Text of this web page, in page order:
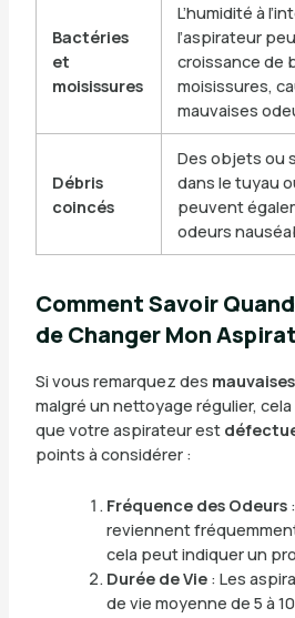
Bactéries
et
moisissures
L’humidité à
l’aspirateur
croissance de
moisissures,
mauvaises
Débris
coincés
Des objets ou
dans le tuyau
peuvent
odeurs
Comment Savoir
de Changer Mon
Si vous remarquez des
malgré un nettoyage régulier,
que votre aspirateur est
points à considérer :
Fréquence des Odeurs
reviennent
cela peut indiquer un
Durée de Vie: Les
de vie moyenne de 5 à